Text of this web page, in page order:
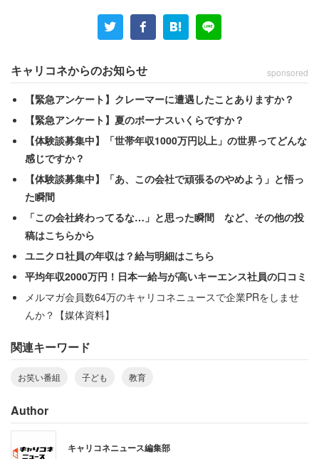
いる」のは、「日本のテレビがあまりに文脈依存的だから
ーションに戸惑うのは「文脈にあまり依存しないコミュニ
ケーションに慣れていないからではないか」と仮説を投げ
かける。
「文脈依存的な人は英語が苦手というよりも、振る
舞いが苦手だと思う。文脈を共有していない相手と
どうコミュニケーションをとっていいかわからな
い」
「文脈依存の社会では、状況に応じて役割が変わる
演劇のようだ。だれがボスかを理解し、ヒエラルキ
ーを理解し、自分の役割をわきまえ、できない人間
はのりが悪いと思われる。一方日本においてのりが
いい人間は、状況しだいで自分がころころ変わる人
間で、自分がないとも言える」
「日本のテレビは即興劇を書いている。だから人それぞれ
に役割が必要になる。その人ではなく役割が必要」とコメ
ントしていた。
キャリコネからのお知らせ sponsored
【緊急アンケート】クレーマーに遭遇したことありますか？
【緊急アンケート】夏のボーナスいくらですか？
【体験談募集中】「世帯年収1000万円以上」の世界ってどんな
感じですか？
【体験談募集中】「あ、この会社で頑張るのやめよう」と悟っ
た瞬間
「この会社終わってるな…」と思った瞬間 など、その他の投
稿はこちらから
ユニクロ社員の年収は？給与明細はこちら
平均年収2000万円！日本一給与が高いキーエンス社員の口コミ
メルマガ会員数64万のキャリコネニュースで企業PRをしませ
んか？【媒体資料】
関連キーワード
お笑い番組 子ども 教育
Author
キャリコネニュース編集部